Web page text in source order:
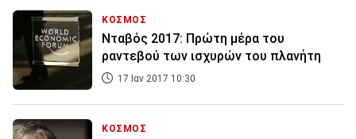
ΚΟΣΜΟΣ
Νταβός 2017: Πρώτη μέρα του
ραντεβού των ισχυρών του πλανήτη
17 Ιαν 2017 10:30
ΚΟΣΜΟΣ